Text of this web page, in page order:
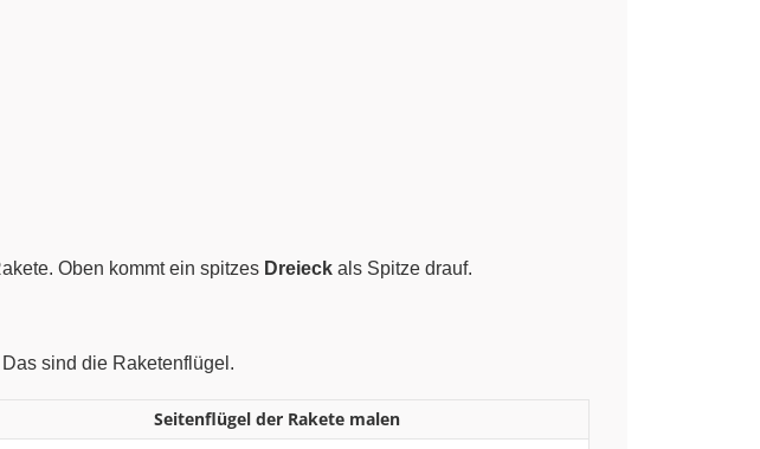
Oben kommt ein spitzes Dreieck als Spitze drauf.
sind die Raketenflügel.
Seitenflügel der Rakete malen